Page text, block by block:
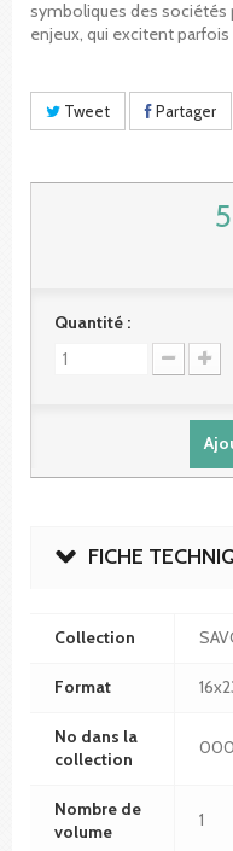
symboliques des sociétés
enjeux, qui excitent
Tweet Partager
Quantité :
FICHE
Collection
Format
No dans la
collection
Nombre de
volume
1